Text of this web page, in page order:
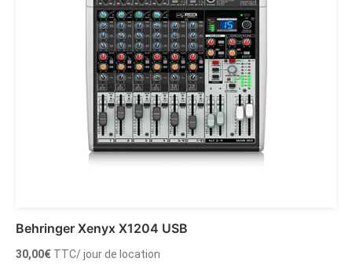
Behringer Xenyx X1204 USB
30,00€ TTC/ jour de location